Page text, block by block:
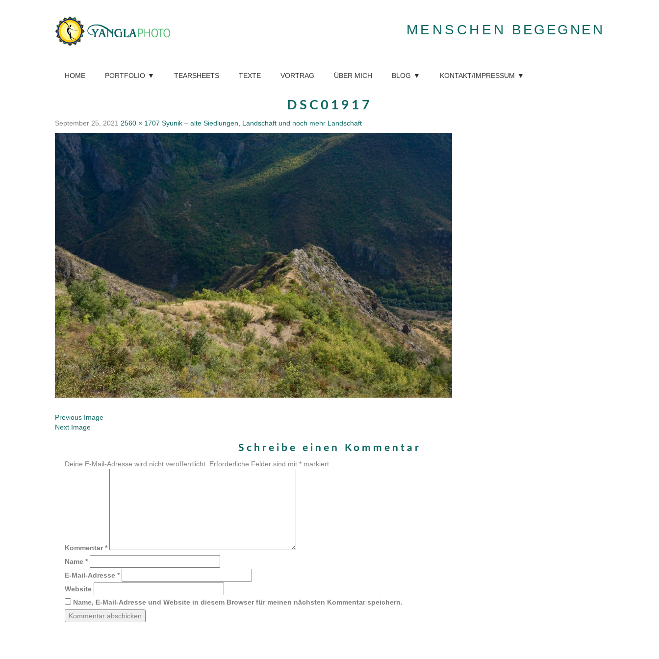
MENSCHEN BEGEGNEN
HOME PORTFOLIO TEARSHEETS TEXTE VORTRAG ÜBER MICH BLOG KONTAKT/IMPRESSUM
DSC01917
September 25, 2021 2560 × 1707 Syunik – alte Siedlungen, Landschaft und noch mehr Landschaft
Previous Image
Next Image
Schreibe einen Kommentar
Deine E-Mail-Adresse wird nicht veröffentlicht. Erforderliche Felder sind mit * markiert
Kommentar*
Name *
E-Mail-Adresse *
Website
Name, E-Mail-Adresse und Website in diesem Browser für meinen nächsten Kommentar speichern.